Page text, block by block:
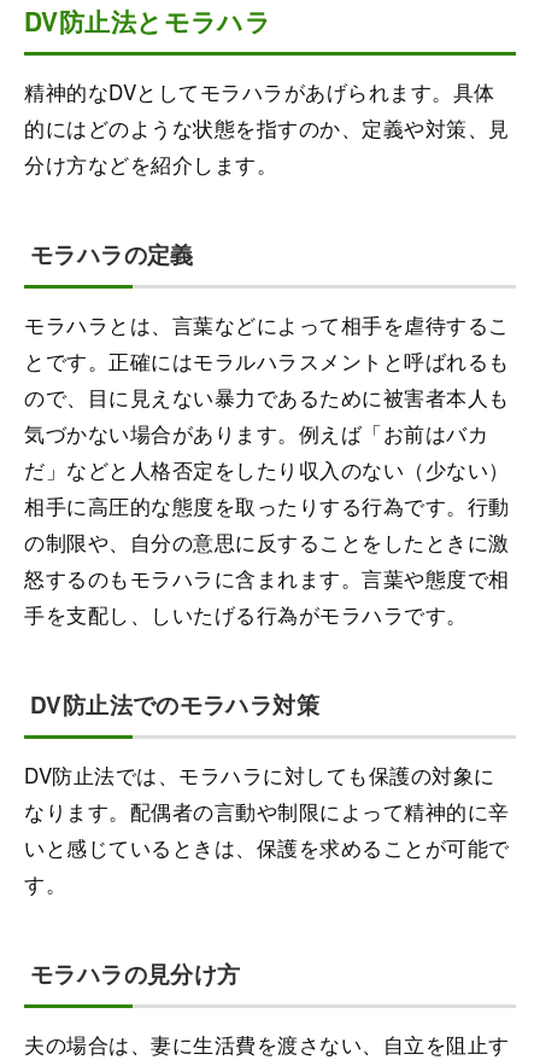
DV防止法とモラハラ
精神的なDVとしてモラハラがあげられます。具体
的にはどのような状態を指すのか、定義や対策、見
分け方などを紹介します。
モラハラの定義
モラハラとは、言葉などによって相手を虐待するこ
とです。正確にはモラルハラスメントと呼ばれるも
ので、目に見えない暴力であるために被害者本人も
気づかない場合があります。例えば「お前はバカ
だ」などと人格否定をしたり収入のない（少ない）
相手に高圧的な態度を取ったりする行為です。行動
の制限や、自分の意思に反することをしたときに激
怒するのもモラハラに含まれます。言葉や態度で相
手を支配し、しいたげる行為がモラハラです。
DV防止法でのモラハラ対策
DV防止法では、モラハラに対しても保護の対象に
なります。配偶者の言動や制限によって精神的に辛
いと感じているときは、保護を求めることが可能で
す。
モラハラの見分け方
夫の場合は、妻に生活費を渡さない、自立を阻止す